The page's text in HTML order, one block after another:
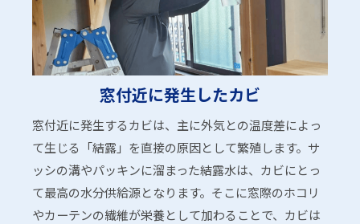
窓付近に発生したカビ
窓付近に発生するカビは、主に外気との温度差によっ
て生じる「結露」を直接の原因として繁殖します。サ
ッシの溝やパッキンに溜まった結露水は、カビにとっ
て最高の水分供給源となります。そこに窓際のホコリ
やカーテンの繊維が栄養として加わることで、カビは